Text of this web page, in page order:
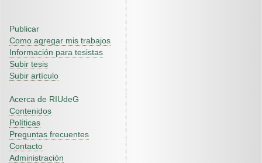
Publicar
Como agregar mis trabajos
Información para tesistas
Subir tesis
Subir artículo
Acerca de RIUdeG
Contenidos
Políticas
Preguntas frecuentes
Contacto
Administración